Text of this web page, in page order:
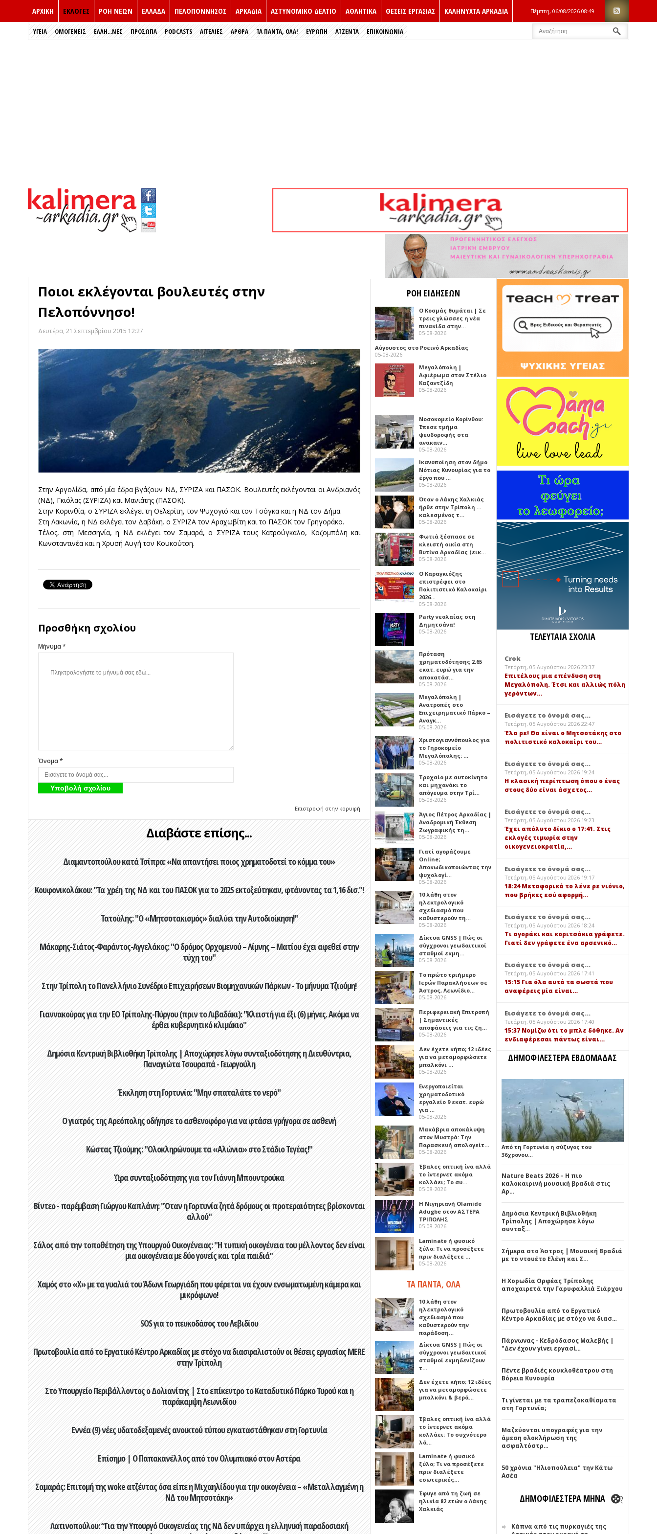
ΑΡΧΙΚΗ ΕΚΛΟΓΈΣ ΡΟΗ ΝΕΩΝ ΕΛΛΑΔΑ ΠΕΛΟΠΟΝΝΗΣΟΣ ΑΡΚΑΔΙΑ ΑΣΤΥΝΟΜΙΚΟ ΔΕΛΤΙΟ ΑΘΛΗΤΙΚΑ ΘΕΣΕΙΣ ΕΡΓΑΣΙΑΣ ΚΑΛΗΝΥΧΤΑ ΑΡΚΑΔΙΑ Πέμπτη, 06/08/2026 08:49
ΥΓΕΙΑ ΟΜΟΓΕΝΕΙΣ ΈΛΛΗ...ΝΕΣ ΠΡΌΣΩΠΑ PODCASTS ΑΓΓΕΛΙΕΣ ΑΡΘΡΑ ΤΑ ΠΑΝΤΑ, ΟΛΑ! ΕΥΡΏΠΗ ΑΤΖΕΝΤΑ ΕΠΙΚΟΙΝΩΝΙΑ
Ποιοι εκλέγονται βουλευτές στην
Πελοπόννησο!
Δευτέρα, 21 Σεπτεμβρίου 2015 12:27
Στην Αργολίδα, από μία έδρα βγάζουν ΝΔ, ΣΥΡΙΖΑ και ΠΑΣΟΚ. Βουλευτές εκλέγονται οι Ανδριανός
(ΝΔ), Γκιόλας (ΣΥΡΙΖΑ) και Μανιάτης (ΠΑΣΟΚ).
Στην Κορινθία, ο ΣΥΡΙΖΑ εκλέγει τη Θελερίτη, τον Ψυχογιό και τον Τσόγκα και η ΝΔ τον Δήμα.
Στη Λακωνία, η ΝΔ εκλέγει τον Δαβάκη. ο ΣΥΡΙΖΑ τον Αραχωβίτη και το ΠΑΣΟΚ τον Γρηγοράκο.
Τέλος, στη Μεσσηνία, η ΝΔ εκλέγει τον Σαμαρά, ο ΣΥΡΙΖΑ τους Κατρούγκαλο, Κοζομπόλη και
Κωνσταντινέα και η Χρυσή Αυγή τον Κουκούτση.
Προσθήκη σχολίου
Μήνυμα *
Όνομα *
Επιστροφή στην κορυφή
Διαβάστε επίσης...
Διαμαντοπούλου κατά Τσίπρα: «Να απαντήσει ποιος χρηματοδοτεί το κόμμα του»
Κουφονικολάκου: "Τα χρέη της ΝΔ και του ΠΑΣΟΚ για το 2025 εκτοξεύτηκαν, φτάνοντας τα 1,16 δισ."!
Τατούλης: "Ο «Μητσοτακισμός» διαλύει την Αυτοδιοίκηση!"
Μάκαρης-Σιάτος-Φαράντος-Αγγελάκος: "Ο δρόμος Ορχομενού – Λίμνης – Ματίου έχει αφεθεί στην
τύχη του"
Στην Τρίπολη το Πανελλήνιο Συνέδριο Επιχειρήσεων Βιομηχανικών Πάρκων - Το μήνυμα Τζιούμη!
Γιαννακούρας για την EO Τρίπολης-Πύργου (πριν το Λιβαδάκι): "Κλειστή για έξι (6) μήνες. Ακόμα να
έρθει κυβερνητικό κλιμάκιο"
Δημόσια Κεντρική Βιβλιοθήκη Τρίπολης | Αποχώρησε λόγω συνταξιοδότησης η Διευθύντρια,
Παναγιώτα Τσουραπά - Γεωργούλη
Έκκληση στη Γορτυνία: "Μην σπαταλάτε το νερό"
Ο γιατρός της Αρεόπολης οδήγησε το ασθενοφόρο για να φτάσει γρήγορα σε ασθενή
Κώστας Τζιούμης: "Ολοκληρώνουμε τα «Αλώνια» στο Στάδιο Τεγέας!"
Ώρα συνταξιοδότησης για τον Γιάννη Μπουντρούκα
Βίντεο - παρέμβαση Γιώργου Καπλάνη: "Όταν η Γορτυνία ζητά δρόμους οι προτεραιότητες βρίσκονται
αλλού"
Σάλος από την τοποθέτηση της Υπουργού Οικογένειας: "Η τυπική οικογένεια του μέλλοντος δεν είναι
μια οικογένεια με δύο γονείς και τρία παιδιά"
Χαμός στο «X» με τα γυαλιά του Άδωνι Γεωργιάδη που φέρεται να έχουν ενσωματωμένη κάμερα και
μικρόφωνο!
SOS για το πευκοδάσος του Λεβιδίου
Πρωτοβουλία από το Εργατικό Κέντρο Αρκαδίας με στόχο να διασφαλιστούν οι θέσεις εργασίας MERE
στην Τρίπολη
Στο Υπουργείο Περιβάλλοντος ο Δολιανίτης | Στο επίκεντρο το Καταδυτικό Πάρκο Τυρού και η
παράκαμψη Λεωνιδίου
Εννέα (9) νέες υδατοδεξαμενές ανοικτού τύπου εγκαταστάθηκαν στη Γορτυνία
Επίσημο | Ο Παπακανέλλος από τον Ολυμπιακό στον Αστέρα
Σαμαράς: Επιτομή της woke ατζέντας όσα είπε η Μιχαηλίδου για την οικογένεια – «Μεταλλαγμένη η
ΝΔ του Μητσοτάκη»
Λατινοπούλου: “Για την Υπουργό Οικογενείας της ΝΔ δεν υπάρχει η ελληνική παραδοσιακή
ΡΟΗ ΕΙΔΗΣΕΩΝ
Ο Κοσμάς θυμάται | Σε
τρεις γλώσσες η νέα
πινακίδα στην…
05-08-2026
Αύγουστος στο Ροεινό Αρκαδίας
05-08-2026
Μεγαλόπολη |
Αφιέρωμα στον Στέλιο
Καζαντζίδη
05-08-2026
Νοσοκομείο Κορίνθου:
Έπεσε τμήμα
ψευδοροφής στα
ανακαιν…
05-08-2026
Ικανοποίηση στον δήμο
Νότιας Κυνουρίας για το
έργο που …
05-08-2026
Όταν ο Λάκης Χαλκιάς
ήρθε στην Τρίπολη ...
καλεσμένος τ…
05-08-2026
Φωτιά ξέσπασε σε
κλειστή οικία στη
Βυτίνα Αρκαδίας (εικ…
05-08-2026
Ο Καραγκιόζης
επιστρέφει στο
Πολιτιστικό Καλοκαίρι
2026…
05-08-2026
Party νεολαίας στη
Δημητσάνα!
05-08-2026
Πρόταση
χρηματοδότησης 2,65
εκατ. ευρώ για την
αποκατάσ…
05-08-2026
Μεγαλόπολη |
Ανατροπές στο
Επιχειρηματικό Πάρκο –
Αναγκ…
05-08-2026
Χριστογιαννόπουλος για
το Γηροκομείο
Μεγαλόπολης: …
05-08-2026
Τροχαίο με αυτοκίνητο
και μηχανάκι το
απόγευμα στην Τρί…
05-08-2026
Άγιος Πέτρος Αρκαδίας |
Αναδρομική Έκθεση
Ζωγραφικής τη…
05-08-2026
Γιατί αγοράζουμε
Online;
Αποκωδικοποιώντας την
ψυχολογί…
05-08-2026
10 λάθη στον
ηλεκτρολογικό
σχεδιασμό που
καθυστερούν τη…
05-08-2026
Δίκτυα GNSS | Πώς οι
σύγχρονοι γεωδαιτικοί
σταθμοί εκμη…
05-08-2026
Το πρώτο τριήμερο
Ιερών Παρακλήσεων σε
Άστρος, Λεωνίδιο…
05-08-2026
Περιφερειακή Επιτροπή
| Σημαντικές
αποφάσεις για τις ζη…
05-08-2026
Δεν έχετε κήπο; 12 ιδέες
για να μεταμορφώσετε
μπαλκόνι …
05-08-2026
Ενεργοποιείται
χρηματοδοτικό
εργαλείο 9 εκατ. ευρώ
για …
05-08-2026
Μακάβρια αποκάλυψη
στον Μυστρά: Την
Παρασκευή απολογείτ…
05-08-2026
Έβαλες οπτική ίνα αλλά
το ίντερνετ ακόμα
κολλάει; Το συ…
05-08-2026
Η Νιγηριανή Olamide
Adugbe στον ΑΣΤΕΡΑ
ΤΡΙΠΟΛΗΣ
05-08-2026
Laminate ή φυσικό
ξύλο; Τι να προσέξετε
πριν διαλέξετε …
05-08-2026
ΤΑ ΠΑΝΤΑ, ΟΛΑ
10 λάθη στον
ηλεκτρολογικό
σχεδιασμό που
καθυστερούν την
παράδοση…
Δίκτυα GNSS | Πώς οι
σύγχρονοι γεωδαιτικοί
σταθμοί εκμηδενίζουν
τ…
Δεν έχετε κήπο; 12 ιδέες
για να μεταμορφώσετε
μπαλκόνι & βερά…
Έβαλες οπτική ίνα αλλά
το ίντερνετ ακόμα
κολλάει; Το συχνότερο
λά…
Laminate ή φυσικό
ξύλο; Τι να προσέξετε
πριν διαλέξετε
εσωτερικές…
Έφυγε από τη ζωή σε
ηλικία 82 ετών ο Λάκης
Χαλκιάς
ΤΕΛΕΥΤΑΙΑ ΣΧΟΛΙΑ
Crok
Τετάρτη, 05 Αυγούστου 2026 23:37
Επιτέλους μια επένδυση στη
Μεγαλόπολη. Έτσι και αλλιώς πόλη
γερόντων…
Εισάγετε το όνομά σας...
Τετάρτη, 05 Αυγούστου 2026 22:47
Έλα ρε! Θα είναι ο Μητσοτάκης στο
πολιτιστικό καλοκαίρι του…
Εισάγετε το όνομά σας...
Τετάρτη, 05 Αυγούστου 2026 19:24
Η κλασική περίπτωση όπου ο ένας
στους δύο είναι άσχετος…
Εισάγετε το όνομά σας...
Τετάρτη, 05 Αυγούστου 2026 19:23
Έχει απόλυτο δίκιο ο 17:41. Στις
εκλογές τιμωρία στην
οικογενειοκρατία,…
Εισάγετε το όνομά σας...
Τετάρτη, 05 Αυγούστου 2026 19:17
18:24 Μεταφορικά το λένε ρε νιόνιο,
που βρήκες εσύ αφορμή…
Εισάγετε το όνομά σας...
Τετάρτη, 05 Αυγούστου 2026 18:24
Τι αγοράκι και κοριτσάκια γράφετε.
Γιατί δεν γράφετε ένα αρσενικό…
Εισάγετε το όνομά σας...
Τετάρτη, 05 Αυγούστου 2026 17:41
15:15 Για όλα αυτά τα σωστά που
αναφέρεις μία είναι…
Εισάγετε το όνομά σας...
Τετάρτη, 05 Αυγούστου 2026 17:40
15:37 Νομίζω ότι το μπλε δόθηκε. Αν
ενδιαφέρεσαι πάντως είναι…
ΔΗΜΟΦΙΛΕΣΤΕΡΑ ΕΒΔΟΜΑΔΑΣ
Από τη Γορτυνία η σύζυγος του
36χρονου…
Nature Beats 2026 – Η πιο
καλοκαιρινή μουσική βραδιά στις
Αρ…
Δημόσια Κεντρική Βιβλιοθήκη
Τρίπολης | Αποχώρησε λόγω
συνταξ…
Σήμερα στο Άστρος | Μουσική Βραδιά
με το ντουέτο Ελένη και Σ…
Η Χορωδία Ορφέας Τρίπολης
αποχαιρετά την Γαρυφαλλιά Ξιάρχου
Πρωτοβουλία από το Εργατικό
Κέντρο Αρκαδίας με στόχο να διασ…
Πάρνωνας - Κεδρόδασος Μαλεβής |
"Δεν έχουν γίνει εργασί…
Πέντε βραδιές κουκλοθέατρου στη
Βόρεια Κυνουρία
Τι γίνεται με τα τραπεζοκαθίσματα
στη Γορτυνία;
Μαζεύονται υπογραφές για την
άμεση ολοκλήρωση της
ασφαλτόστρ…
50 χρόνια "Ηλιοπούλεια" την Κάτω
Ασέα
ΔΗΜΟΦΙΛΕΣΤΕΡΑ ΜΗΝΑ
Κάπνα από τις πυρκαγιές της